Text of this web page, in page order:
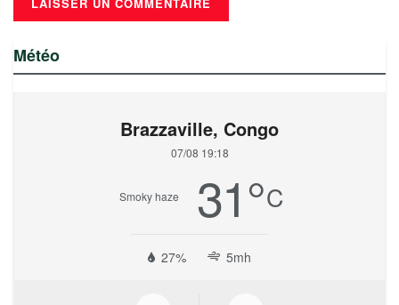
Météo
Brazzaville, Congo
07/08 19:18
Smoky haze 31°C
27% 5mh